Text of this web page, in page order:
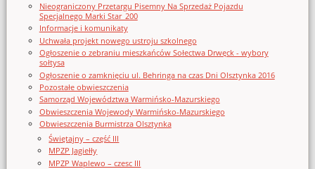
Nieograniczony Przetargu Pisemny Na Sprzedaż Pojazdu
Specjalnego Marki Star_200
Informacje i komunikaty
Uchwała projekt nowego ustroju szkolnego
Ogłoszenie o zebraniu mieszkańców Sołectwa Drwęck - wybory
sołtysa
Ogłoszenie o zamknięciu ul. Behringa na czas Dni Olsztynka 2016
Pozostałe obwieszczenia
Samorząd Województwa Warmińsko-Mazurskiego
Obwieszczenia Wojewody Warmińsko-Mazurskiego
Obwieszczenia Burmistrza Olsztynka
Świętajny – część III
MPZP Jagiełły
MPZP Waplewo – czesc III